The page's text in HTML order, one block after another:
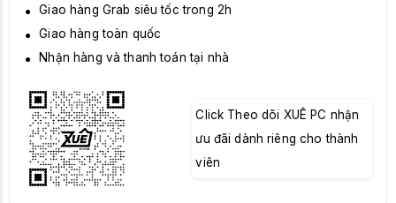
Giao hàng Grab siêu tốc trong 2h
Giao hàng toàn quốc
Nhận hàng và thanh toán tại nhà
Click Theo dõi XUÊ PC nhận
ưu đãi dành riêng cho thành
viên